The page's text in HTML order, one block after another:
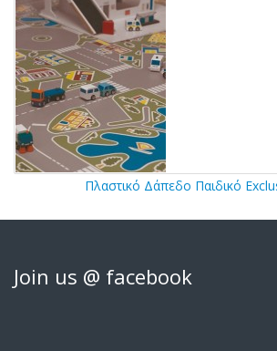
Πλαστικό Δάπεδο Παιδικό
Join us @ facebook